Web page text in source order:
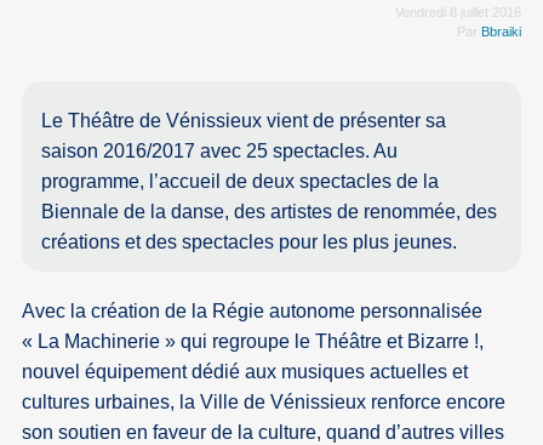
Vendredi 8 juillet 2016
Par Bbraiki
Le Théâtre de Vénissieux vient de présenter sa
saison 2016/2017 avec 25 spectacles. Au
programme, l’accueil de deux spectacles de la
Biennale de la danse, des artistes de renommée, des
créations et des spectacles pour les plus jeunes.
Avec la création de la Régie autonome personnalisée
« La Machinerie » qui regroupe le Théâtre et Bizarre !,
nouvel équipement dédié aux musiques actuelles et
cultures urbaines, la Ville de Vénissieux renforce encore
son soutien en faveur de la culture, quand d’autres villes